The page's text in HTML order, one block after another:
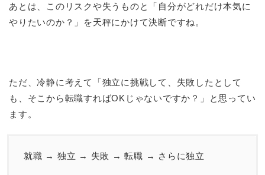
あとは、このリスクや失うものと「自分がどれだけ本気に
やりたいのか？」を天秤にかけて決断ですね。
ただ、冷静に考えて「独立に挑戦して、失敗したとして
も、そこから転職すればOKじゃないですか？」と思ってい
ます。
就職 → 独立 → 失敗 → 転職 → さらに独立